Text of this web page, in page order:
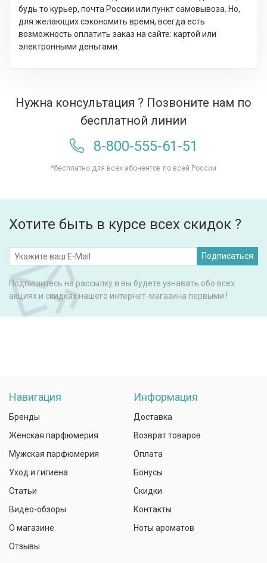
будь то курьер, почта России или пункт самовывоза. Но,
для желающих сэкономить время, всегда есть
возможность оплатить заказ на сайте: картой или
электронными деньгами.
Нужна консультация ? Позвоните нам по
бесплатной линии
8-800-555-61-51
*бесплатно для всех абонентов по всей России
Хотите быть в курсе всех скидок ?
Подписаться
Подпишитесь на рассылку и вы будете узнавать обо всех
акциях и скидках нашего интернет-магазина первыми !
Навигация
Бренды
Женская парфюмерия
Мужская парфюмерия
Уход и гигиена
Статьи
Видео-обзоры
О магазине
Отзывы
Информация
Доставка
Возврат товаров
Оплата
Бонусы
Скидки
Контакты
Ноты ароматов